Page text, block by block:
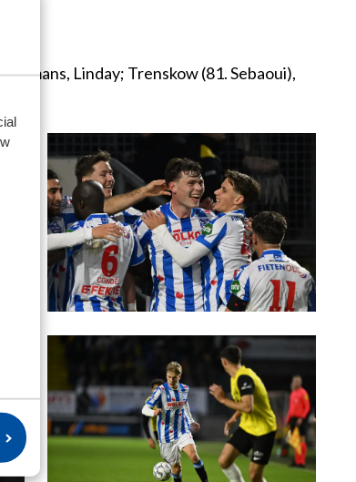
Smans, Linday; Trenskow (81. Sebaoui),